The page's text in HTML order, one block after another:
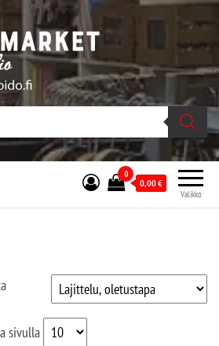
verkossa ja kivijalassa
Stupido Market on vaihtoehtomusaan
erikoistunut verkko- sekä
kivijalkakauppa Helsingissä Kallion
sydämessä.
Valikko
0
0,00€
sivulla